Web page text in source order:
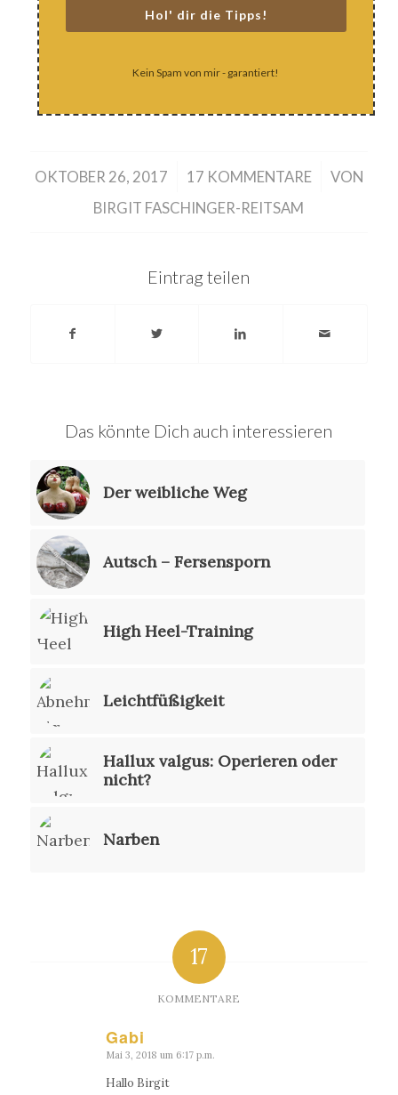
Hol' dir die Tipps!
Kein Spam von mir - garantiert!
OKTOBER 26, 2017
/ 17 KOMMENTARE
/
VON
BIRGIT FASCHINGER-REITSAM
Eintrag teilen
Das könnte Dich auch interessieren
Der weibliche Weg
Autsch – Fersensporn
High Heel-Training
Leichtfüßigkeit
Hallux valgus: Operieren oder
nicht?
Narben
17
KOMMENTARE
Gabi
sagte:
Mai 3, 2018 um 6:17 p.m.
Hallo Birgit